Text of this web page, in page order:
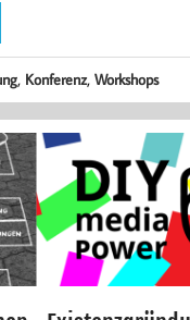
, Konferenz,Workshops